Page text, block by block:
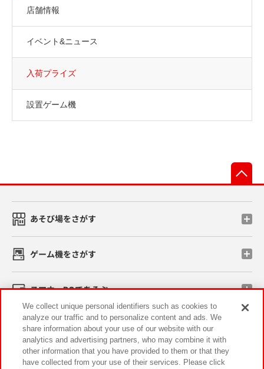
店舗情報
イベント&ニュース
入荷プライズ
設置ゲーム機
あそび場をさがす
ゲーム機をさがす
スマホ・PCであそぶ
イベント・キャンペーン
We collect unique personal identifiers such as cookies to
analyze our traffic and to personalize content and ads. We
share information about your use of our website with our
analytics and advertising partners, who may combine it with
other information that you have provided to them or that they
have collected from your use of their services. Please click